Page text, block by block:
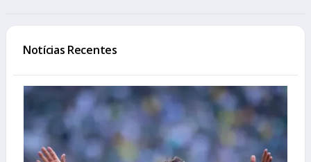
Notícias Recentes